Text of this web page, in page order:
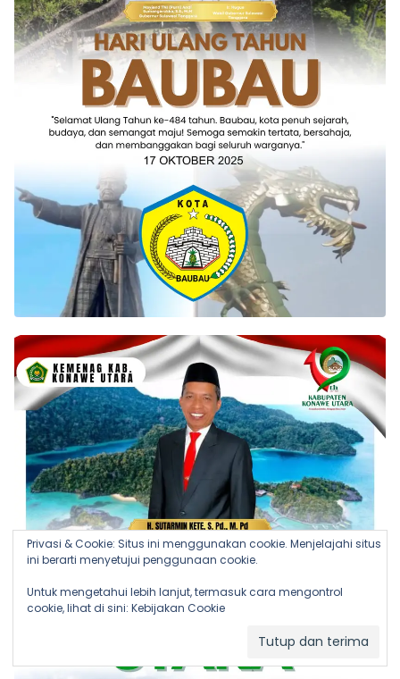
Privasi & Cookie: Situs ini menggunakan cookie. Menjelajahi situs
ini berarti menyetujui penggunaan cookie.
Untuk mengetahui lebih lanjut, termasuk cara mengontrol
cookie, lihat di sini: Kebijakan Cookie